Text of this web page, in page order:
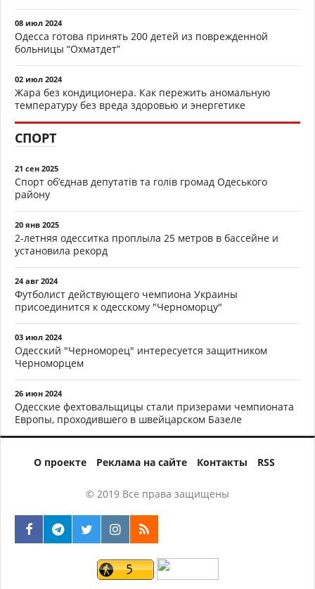
08 июл 2024
Одесса готова принять 200 детей из поврежденной
больницы “Охматдет”
02 июл 2024
Жара без кондиционера. Как пережить аномальную
температуру без вреда здоровью и энергетике
СПОРТ
21 сен 2025
Спорт об’єднав депутатів та голів громад Одеського
району
20 янв 2025
2-летняя одесситка проплыла 25 метров в бассейне и
установила рекорд
24 авг 2024
Футболист действующего чемпиона Украины
присоединится к одесскому "Черноморцу"
03 июл 2024
Одесский "Черноморец" интересуется защитником
Черноморцем
26 июн 2024
Одесские фехтовальщицы стали призерами чемпионата
Европы, проходившего в швейцарском Базеле
О проекте Реклама на сайте Контакты RSS
© 2019 Все права защищены